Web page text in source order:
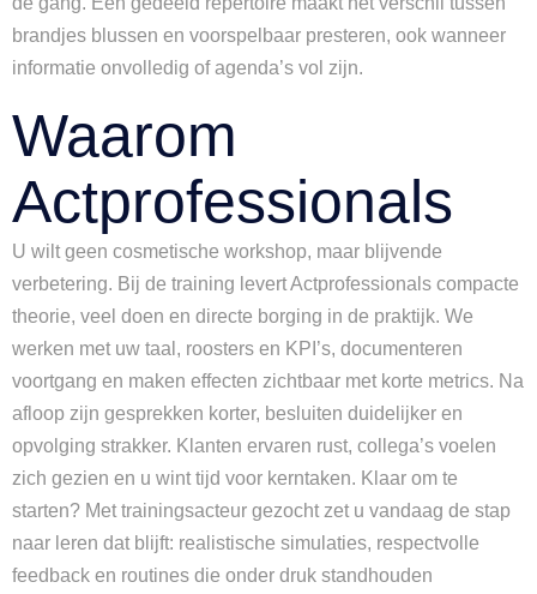
brandjes blussen en voorspelbaar presteren, ook wanneer
informatie onvolledig of agenda’s vol zijn.
Waarom
Actprofessionals
U wilt geen cosmetische workshop, maar blijvende
verbetering. Bij de training levert Actprofessionals compacte
theorie, veel doen en directe borging in de praktijk. We
werken met uw taal, roosters en KPI’s, documenteren
voortgang en maken effecten zichtbaar met korte metrics. Na
afloop zijn gesprekken korter, besluiten duidelijker en
opvolging strakker. Klanten ervaren rust, collega’s voelen
zich gezien en u wint tijd voor kerntaken. Klaar om te
starten? Met trainingsacteur gezocht zet u vandaag de stap
naar leren dat blijft: realistische simulaties, respectvolle
feedback en routines die onder druk standhouden